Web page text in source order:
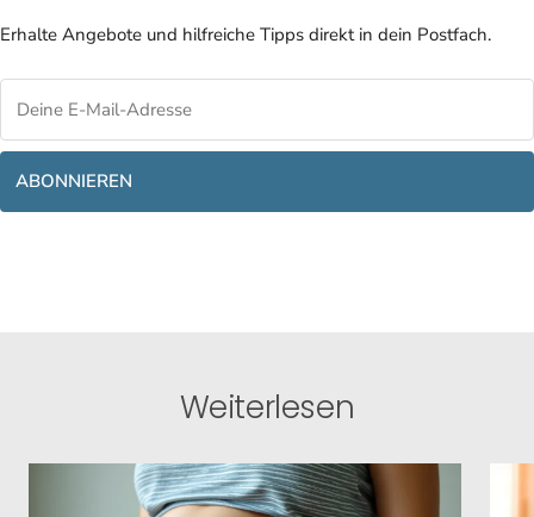
Erhalte Angebote und hilfreiche Tipps direkt in dein Postfach.
ABONNIEREN
Weiterlesen